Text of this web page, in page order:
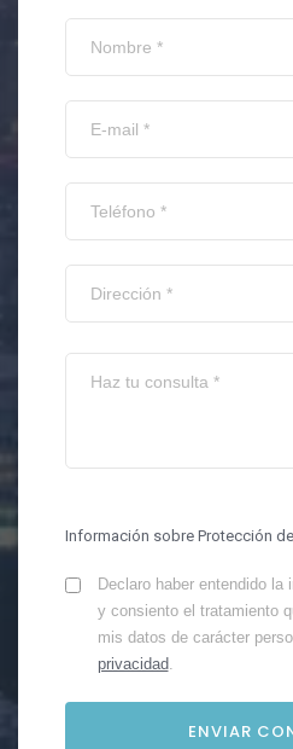
Información sobre Protección
Declaro haber entendido la
y consiento el tratamiento
mis datos de carácter
privacidad.